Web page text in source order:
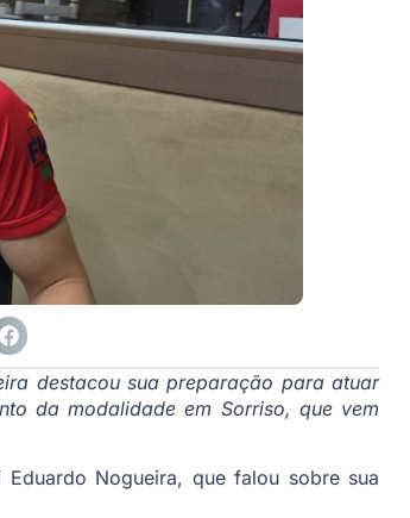
destacou sua preparação para atuar
da modalidade em Sorriso, que vem
Nogueira, que falou sobre sua